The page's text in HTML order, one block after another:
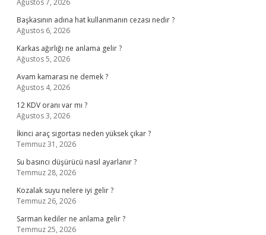
Ağustos 7, 2026
Başkasının adına hat kullanmanın cezası nedir ?
Ağustos 6, 2026
Karkas ağırlığı ne anlama gelir ?
Ağustos 5, 2026
Avam kamarası ne demek ?
Ağustos 4, 2026
12 KDV oranı var mı ?
Ağustos 3, 2026
İkinci araç sigortası neden yüksek çıkar ?
Temmuz 31, 2026
Su basıncı düşürücü nasıl ayarlanır ?
Temmuz 28, 2026
Kozalak suyu nelere iyi gelir ?
Temmuz 26, 2026
Sarman kediler ne anlama gelir ?
Temmuz 25, 2026